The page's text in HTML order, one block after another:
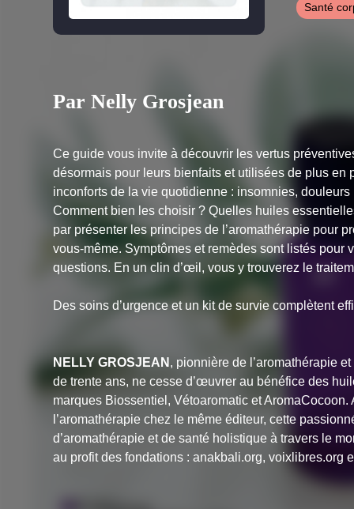
Santé
Par Nelly Grosjean
Ce guide vous invite à découvrir les vertus
désormais pour leurs bienfaits et utilisées de plus
inconforts de la vie quotidienne : insomnies,
Comment bien les choisir ? Quelles huiles
par présenter les principes de l’aromathérapie pour
vous-même. Symptômes et remèdes sont listés pour
questions. En un clin d’œil, vous y trouverez le
Des soins d’urgence et un kit de survie complètent
NELLY GROSJEAN , pionnière de l’aromathérapie
de trente ans, ne cesse d’œuvrer au bénéfice des
marques Biossentiel, Vétoaromatic et
l’aromathérapie chez le même éditeur, cette
d’aromathérapie et de santé holistique à travers le
au profit des fondations : anakbali.org, voixlibres.org